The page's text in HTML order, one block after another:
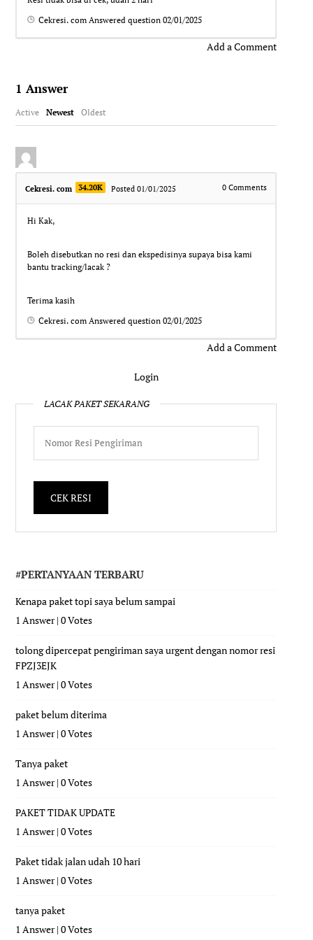
Cekresi. com Answered question02/01/2025
Add a Comment
1 Answer
Active Newest Oldest
Cekresi. com 34.20K Posted 01/01/2025 0Comments
Hi Kak,
Boleh disebutkan no resi dan ekspedisinya supaya bisa kami
bantu tracking/lacak ?
Terima kasih
Cekresi. com Answered question02/01/2025
Add a Comment
Login
LACAK PAKET SEKARANG
#PERTANYAAN TERBARU
Kenapa paket topi saya belum sampai
1 Answer|0 Votes
tolong dipercepat pengiriman saya urgent dengan nomor resi
FPZJ3EJK
1 Answer|0 Votes
paket belum diterima
1 Answer|0 Votes
Tanya paket
1 Answer|0 Votes
PAKET TIDAK UPDATE
1 Answer|0 Votes
Paket tidak jalan udah 10 hari
1 Answer|0 Votes
tanya paket
1 Answer|0 Votes